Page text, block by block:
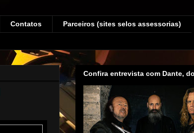
Contatos Parceiros (sites selos assessorias)
Confira entrevista com Dante,